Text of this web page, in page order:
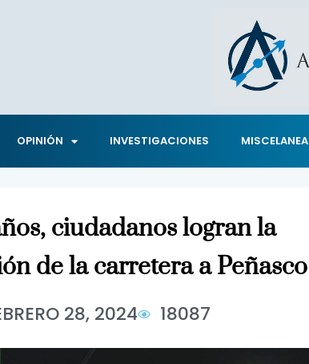
OPINIÓN INVESTIGACIONES MISCELANEA
ciudadanos logran la
de la carretera a Peñasco
28, 2024 18087